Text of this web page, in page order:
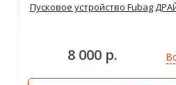
Пусковое устройство Fubag
8 000 р.